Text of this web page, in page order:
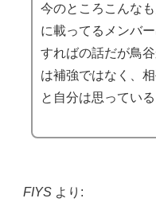
今のところこんな
に載ってるメンバ
すればの話だが鳥
は補強ではなく、
と自分は思っている
FIYS より: